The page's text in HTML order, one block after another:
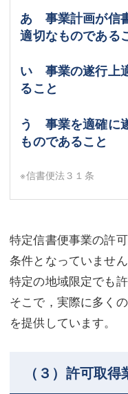
あ 事業計画が信
適切なものである
い 事業の遂行上
ること
う 事業を適確に
ものであること
※信書便法３１条
特定信書便事業の許
条件となっていません
特定の地域限定でも
そこで，実際に多く
を提供しています。
（３）許可取